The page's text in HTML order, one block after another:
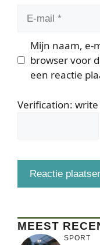
Mijn naam, e-
browser voor
een reactie
Verification:
MEEST
SPORT